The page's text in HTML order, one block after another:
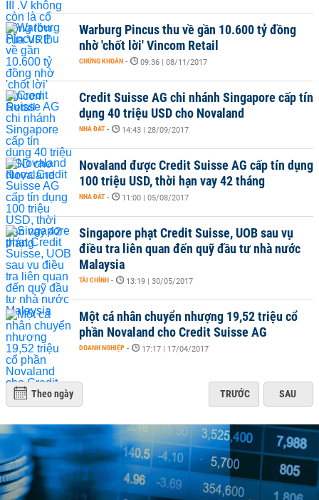
Warburg Pincus thu về gần 10.600 tỷ đồng
nhờ 'chốt lời' Vincom Retail
CHỨNG KHOÁN - 09:36 | 08/11/2017
Credit Suisse AG chi nhánh Singapore cấp tín
dụng 40 triệu USD cho Novaland
NHÀ ĐẤT - 14:43 | 28/09/2017
Novaland được Credit Suisse AG cấp tín dụng
100 triệu USD, thời hạn vay 42 tháng
NHÀ ĐẤT - 11:00 | 05/08/2017
Singapore phạt Credit Suisse, UOB sau vụ
điều tra liên quan đến quỹ đầu tư nhà nước
Malaysia
TÀI CHÍNH - 13:19 | 30/05/2017
Một cá nhân chuyển nhượng 19,52 triệu cổ
phần Novaland cho Credit Suisse AG
DOANH NGHIỆP - 17:17 | 17/04/2017
Theo ngày TRƯỚC SAU